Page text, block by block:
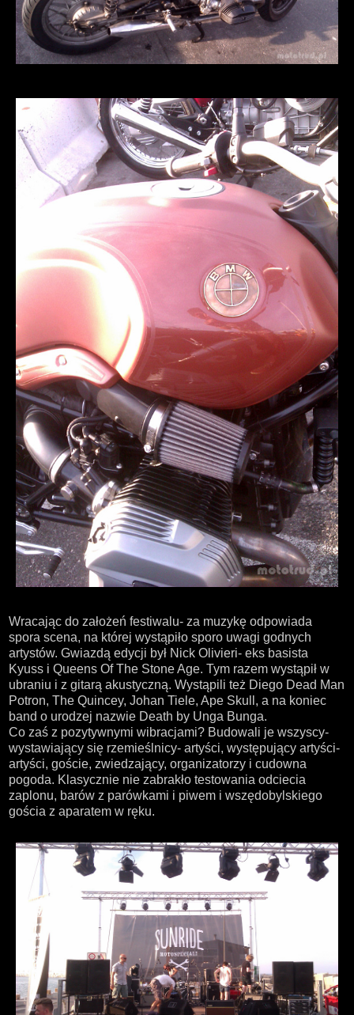
Wracając do założeń festiwalu- za muzykę odpowiada
spora scena, na której wystąpiło sporo uwagi godnych
artystów. Gwiazdą edycji był Nick Olivieri- eks basista
Kyuss i Queens Of The Stone Age. Tym razem wystąpił w
ubraniu i z gitarą akustyczną. Wystąpili też Diego Dead Man
Potron, The Quincey, Johan Tiele, Ape Skull, a na koniec
band o urodzej nazwie Death by Unga Bunga.
Co zaś z pozytywnymi wibracjami? Budowali je wszyscy-
wystawiający się rzemieślnicy- artyści, występujący artyści-
artyści, goście, zwiedzający, organizatorzy i cudowna
pogoda. Klasycznie nie zabrakło testowania odciecia
zaplonu, barów z parówkami i piwem i wszędobylskiego
gościa z aparatem w ręku.